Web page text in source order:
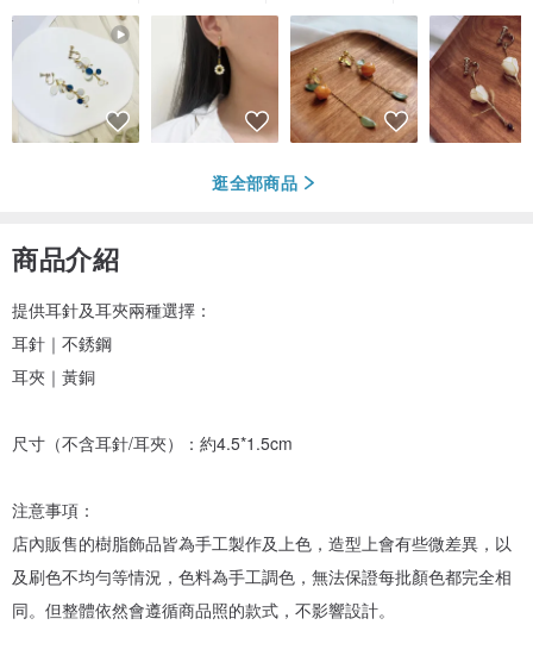
逛全部商品
商品介紹
提供耳針及耳夾兩種選擇：
耳針｜不銹鋼
耳夾｜黃銅
尺寸（不含耳針/耳夾）：約4.5*1.5cm
注意事項：
店內販售的樹脂飾品皆為手工製作及上色，造型上會有些微差異，以
及刷色不均勻等情況，色料為手工調色，無法保證每批顏色都完全相
同。但整體依然會遵循商品照的款式，不影響設計。